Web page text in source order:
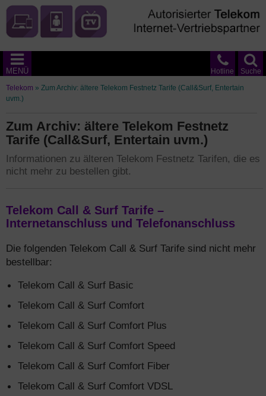
Suche
Hotline
MENÜ
Telekom » Zum Archiv: ältere Telekom Festnetz Tarife (Call&Surf, Entertain
uvm.)
Zum Archiv: ältere Telekom Festnetz
Tarife (Call&Surf, Entertain uvm.)
Informationen zu älteren Telekom Festnetz Tarifen, die es
nicht mehr zu bestellen gibt.
Telekom Call & Surf Tarife –
Internetanschluss und Telefonanschluss
Die folgenden Telekom Call & Surf Tarife sind nicht mehr
bestellbar:
Telekom Call & Surf Basic
Telekom Call & Surf Comfort
Telekom Call & Surf Comfort Plus
Telekom Call & Surf Comfort Speed
Telekom Call & Surf Comfort Fiber
Telekom Call & Surf Comfort VDSL